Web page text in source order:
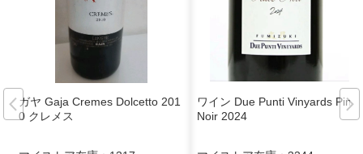
ガヤ Gaja Cremes Dolcetto 201
0 クレメス
ワイン Due Punti Vinyards Pinot
Noir 2024